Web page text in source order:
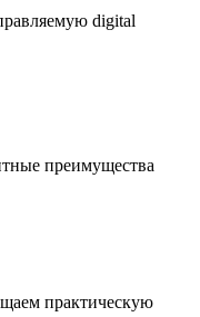
digital
преимущества
практическую